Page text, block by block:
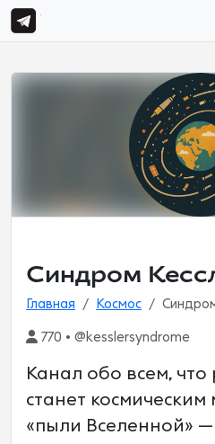
Синдром
Главная Космос
770 • @kesslersyndrome
Канал обо всем,
станет космическим
«пыли Вселенной» —